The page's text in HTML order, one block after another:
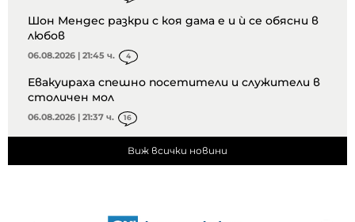
Шон Мендес разкри с коя дама е и ѝ се обясни в
любов
06.08.2026 | 21:45 ч. 4
Евакуираха спешно посетители и служители в
столичен мол
06.08.2026 | 21:37 ч. 16
Виж всички новини